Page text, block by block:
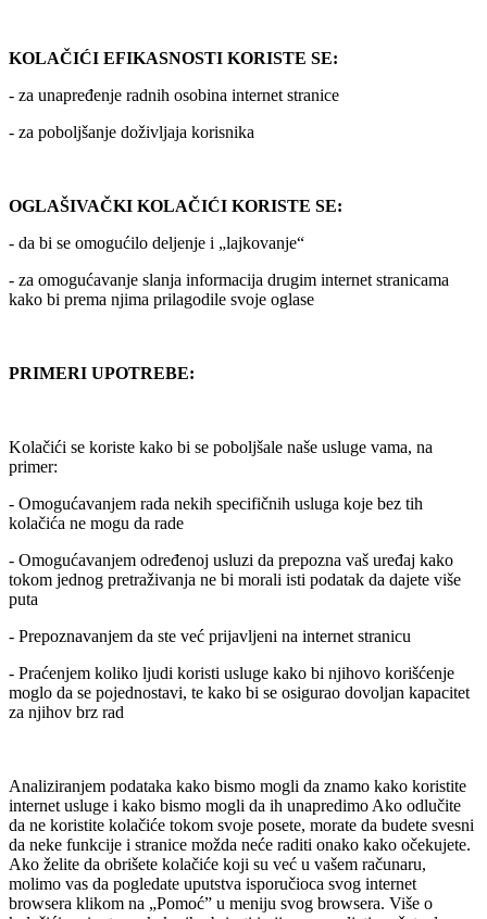
KOLAČIĆI EFIKASNOSTI KORISTE SE:
- za unapređenje radnih osobina internet stranice
- za poboljšanje doživljaja korisnika
OGLAŠIVAČKI KOLAČIĆI KORISTE SE:
- da bi se omogućilo deljenje i „lajkovanje“
- za omogućavanje slanja informacija drugim internet stranicama
kako bi prema njima prilagodile svoje oglase
PRIMERI UPOTREBE:
Kolačići se koriste kako bi se poboljšale naše usluge vama, na
primer:
- Omogućavanjem rada nekih specifičnih usluga koje bez tih
kolačića ne mogu da rade
- Omogućavanjem određenoj usluzi da prepozna vaš uređaj kako
tokom jednog pretraživanja ne bi morali isti podatak da dajete više
puta
- Prepoznavanjem da ste već prijavljeni na internet stranicu
- Praćenjem koliko ljudi koristi usluge kako bi njihovo korišćenje
moglo da se pojednostavi, te kako bi se osigurao dovoljan kapacitet
za njihov brz rad
Analiziranjem podataka kako bismo mogli da znamo kako koristite
internet usluge i kako bismo mogli da ih unapredimo Ako odlučite
da ne koristite kolačiće tokom svoje posete, morate da budete svesni
da neke funkcije i stranice možda neće raditi onako kako očekujete.
Ako želite da obrišete kolačiće koji su već u vašem računaru,
molimo vas da pogledate uputstva isporučioca svog internet
browsera klikom na „Pomoć” u meniju svog browsera. Više o